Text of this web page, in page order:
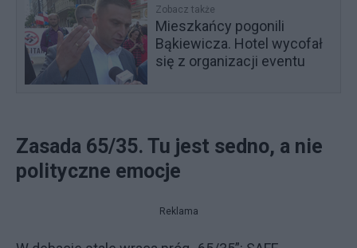
Zobacz także
Mieszkańcy pogonili
Bąkiewicza. Hotel wycofał
się z organizacji eventu
Zasada 65/35. Tu jest sedno, a nie
polityczne emocje
Reklama